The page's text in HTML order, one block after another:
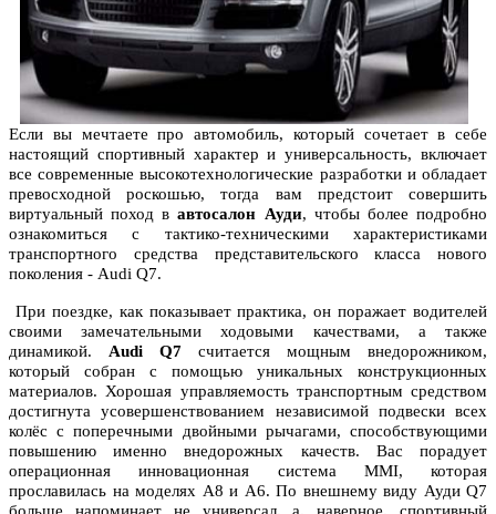
Если вы мечтаете про автомобиль, который сочетает в себе
настоящий спортивный характер и универсальность, включает
все современные высокотехнологические разработки и обладает
превосходной роскошью, тогда вам предстоит совершить
виртуальный поход вавтосалон Ауди, чтобы более подробно
ознакомиться с тактико-техническими характеристиками
транспортного средства представительского класса нового
поколения - Audi Q7.
При поездке, как показывает практика, он поражает водителей
своими замечательными ходовыми качествами, а также
динамикой. Audi Q7 считается мощным внедорожником,
который собран с помощью уникальных конструкционных
материалов. Хорошая управляемость транспортным средством
достигнута усовершенствованием независимой подвески всех
колёс с поперечными двойными рычагами, способствующими
повышению именно внедорожных качеств. Вас порадует
операционная инновационная система MMI, которая
прославилась на моделях А8 и А6. По внешнему виду Ауди Q7
больше напоминает не универсал, а, наверное, спортивный